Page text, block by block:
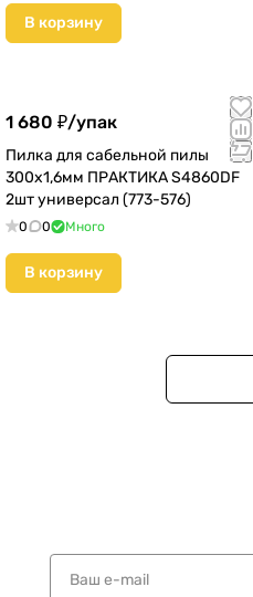
В корзину
1 680 ₽/упак
Пилка для сабельной пилы
300х1,6мм ПРАКТИКА S4860DF
2шт универсал (773-576)
0 0 Много
В корзину